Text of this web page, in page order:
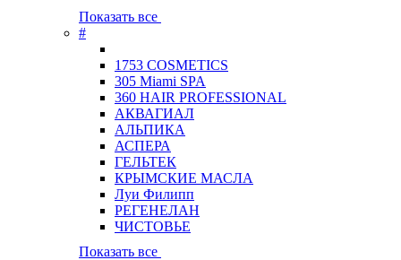
Показать все
#
1753 COSMETICS
305 Miami SPA
360 HAIR PROFESSIONAL
АКВАГИАЛ
АЛЬПИКА
АСПЕРА
ГЕЛЬТЕК
КРЫМСКИЕ МАСЛА
Луи Филипп
РЕГЕНЕЛАН
ЧИСТОВЬЕ
Показать все